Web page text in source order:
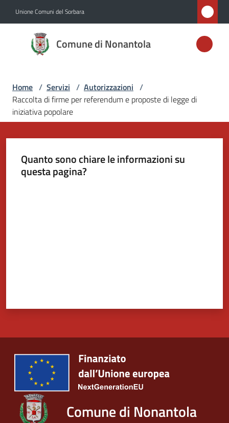
Unione Comuni del Sorbara
Comune di Nonantola
Comune di
Nonantola
Amministrazione
Novità
Menu selezionato
Vivere
su
Home / Servizi / Autorizzazioni /
Raccolta di firme per referendum e proposte di legge di
iniziativa popolare
Quanto sono chiare le informazioni su
questa pagina?
Comune di Nonantola